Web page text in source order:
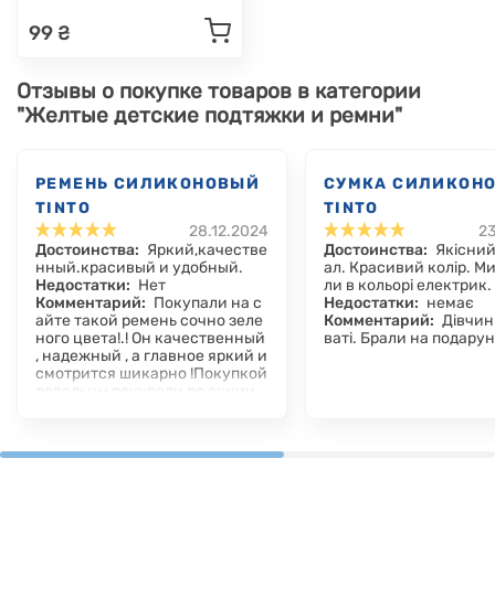
99 ₴
Отзывы о покупке товаров в категории
"Желтые детские подтяжки и ремни"
РЕМЕНЬ СИЛИКОНОВЫЙ
TINTO
28.12.2024
Достоинства: Яркий,качестве
нный.красивый и удобный.
Недостатки: Нет
Комментарий: Покупали на с
айте такой ремень сочно зеле
ного цвета!.! Он качественный
, надежный , а главное яркий и
смотрится шикарно !Покупкой
СУМКА
TINTO
Достоинства:
ал. Красивий колір.
ли в кольорі електрик.
Недостатки: немає
Комментарий:
ваті. Брали на